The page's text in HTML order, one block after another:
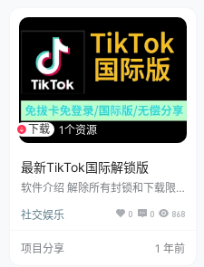
下载 1个资源
最新TikTok国际解锁版
软件介绍 解除所有封锁和下载限
载视频无水印（TikTok去水
常见问题 1.国际版安装后默认是英
社交娱乐 0 0 868
项目分享 1 年前